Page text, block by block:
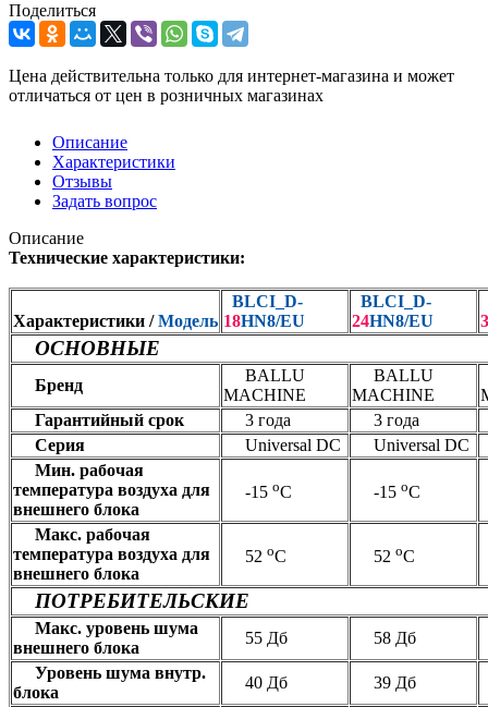
Поделиться
Цена действительна только для интернет-магазина и может
отличаться от цен в розничных магазинах
Описание
Характеристики
Отзывы
Задать вопрос
Описание
Технические характеристики:
Характеристики /Модель
BLCI_D-
18HN8/EU
BLCI_D-
24HN8/EU
ОСНОВНЫЕ
Бренд
BALLU
MACHINE
BALLU
MACHINE
Гарантийный срок
3 года 3 года
Серия
Universal DC Universal DC
Мин. рабочая
температура воздуха для
внешнего блока
-15 оС -15 оС
Макс. рабочая
температура воздуха для
внешнего блока
52 оС 52 оС
ПОТРЕБИТЕЛЬСКИЕ
Макс. уровень шума
внешнего блока
55 Дб 58 Дб
Уровень шума внутр.
блока
40 Дб 39 Дб